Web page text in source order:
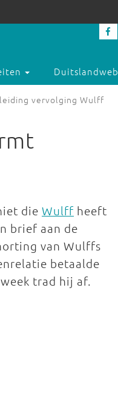
Duitslandweb
vervolging Wulff
die Wulff heeft
brief aan de
van Wulffs
betaalde
trad hij af.